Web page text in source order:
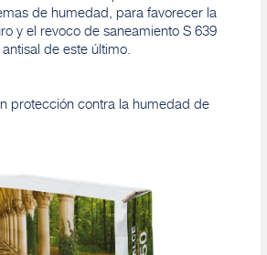
de humedad, para favorecer la
y el revoco de saneamiento S 639
de este último.
protección contra la humedad de